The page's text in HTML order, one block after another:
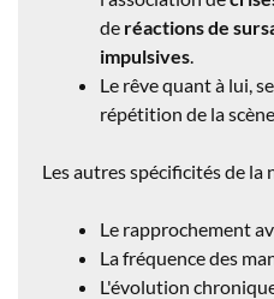
de réactions de
impulsives.
Le rêve quant à lui,
répétition de la
Les autres spécificités de
Le rapprochement
La fréquence des
L'évolution